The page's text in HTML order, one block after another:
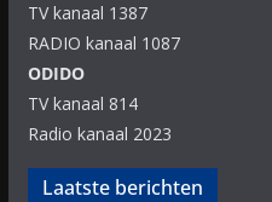
TV kanaal 1387
RADIO kanaal 1087
ODIDO
TV kanaal 814
Radio kanaal 2023
Laatste berichten